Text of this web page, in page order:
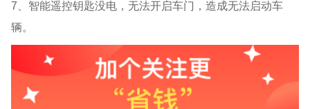
7、智能遥控钥匙没电，无法开启车门，造成无法启动车
辆。